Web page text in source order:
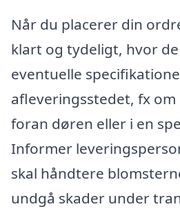
Når du placerer din
klart og tydeligt, hvor de
eventuelle
afleveringsstedet, fx om
foran døren eller i en
Informer
skal håndtere
undgå skader under